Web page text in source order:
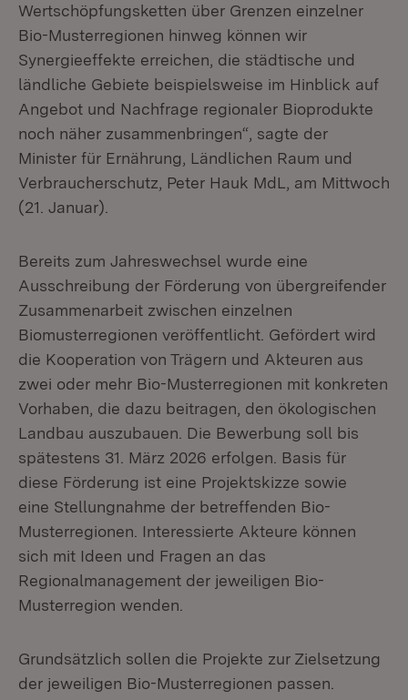
Wertschöpfungsketten über Grenzen einzelner
Bio-Musterregionen hinweg können wir
Synergieeffekte erreichen, die städtische und
ländliche Gebiete beispielsweise im Hinblick auf
Angebot und Nachfrage regionaler Bioprodukte
noch näher zusammenbringen“, sagte der
Minister für Ernährung, Ländlichen Raum und
Verbraucherschutz, Peter Hauk MdL, am Mittwoch
(21. Januar).
Bereits zum Jahreswechsel wurde eine
Ausschreibung der Förderung von übergreifender
Zusammenarbeit zwischen einzelnen
Biomusterregionen veröffentlicht. Gefördert wird
die Kooperation von Trägern und Akteuren aus
zwei oder mehr Bio-Musterregionen mit konkreten
Vorhaben, die dazu beitragen, den ökologischen
Landbau auszubauen. Die Bewerbung soll bis
spätestens 31. März 2026 erfolgen. Basis für
diese Förderung ist eine Projektskizze sowie
eine Stellungnahme der betreffenden Bio-
Musterregionen. Interessierte Akteure können
sich mit Ideen und Fragen an das
Regionalmanagement der jeweiligen Bio-
Musterregion wenden.
Grundsätzlich sollen die Projekte zur Zielsetzung
der jeweiligen Bio-Musterregionen passen.